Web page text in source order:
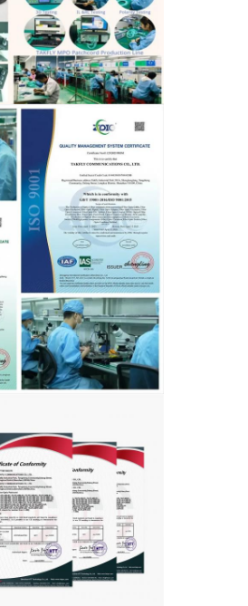
óptica
óptica
óptica
óptica
de la fibra óptica
de la fibra óptica
receptor
de la fibra óptica
de Ethernet
y del poder más elevado